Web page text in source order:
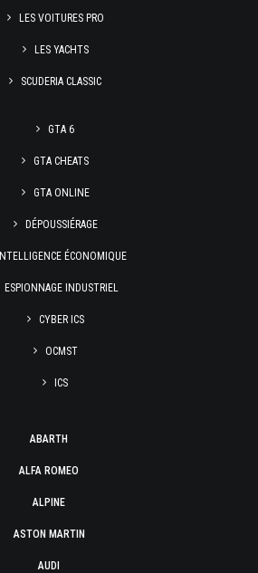
LES VOITURES PRO
LES YACHTS
SCUDERIA CLASSIC
GTA 6
GTA CHEATS
GTA ONLINE
DÉPOUSSIÉRAGE
INTELLIGENCE ÉCONOMIQUE
ESPIONNAGE INDUSTRIEL
CYBER ICS
OCMST
ICS
ABARTH
ALFA ROMEO
ALPINE
ASTON MARTIN
AUDI